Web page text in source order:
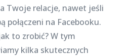
Twoje relacje, nawet jeśli
połączeni na Facebooku.
to zrobić? W tym
kilka skutecznych